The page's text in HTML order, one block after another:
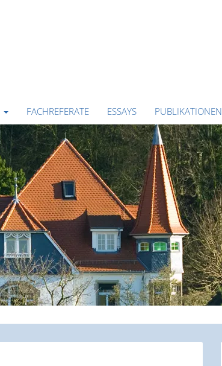
FACHREFERATE ESSAYS PUBLIKATIONEN